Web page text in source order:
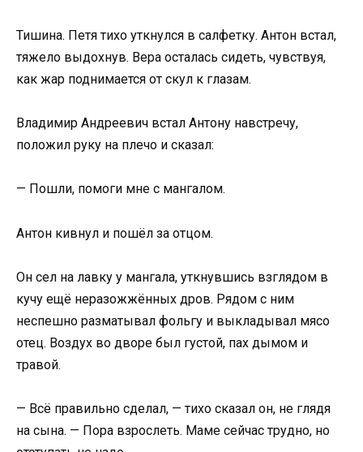
Тишина. Петя тихо уткнулся в салфетку. Антон встал,
тяжело выдохнув. Вера осталась сидеть, чувствуя,
как жар поднимается от скул к глазам.
Владимир Андреевич встал Антону навстречу,
положил руку на плечо и сказал:
— Пошли, помоги мне с мангалом.
Антон кивнул и пошёл за отцом.
Он сел на лавку у мангала, уткнувшись взглядом в
кучу ещё неразожжённых дров. Рядом с ним
неспешно разматывал фольгу и выкладывал мясо
отец. Воздух во дворе был густой, пах дымом и
травой.
— Всё правильно сделал, — тихо сказал он, не глядя
на сына. — Пора взрослеть. Маме сейчас трудно, но